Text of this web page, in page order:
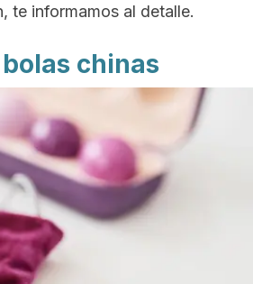
te informamos al detalle.
chinas